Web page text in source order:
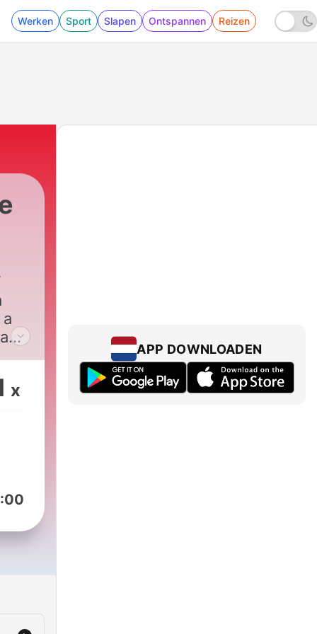
Werken Sport Slapen Ontspannen Reizen
x
APP DOWNLOADEN